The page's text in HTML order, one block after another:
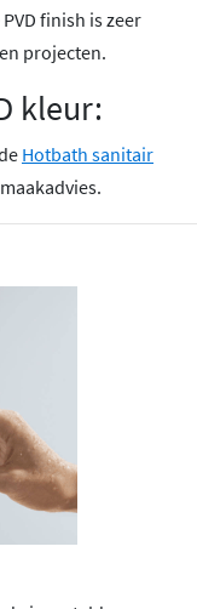
finish is zeer
projecten.
kleur:
Hotbath sanitair